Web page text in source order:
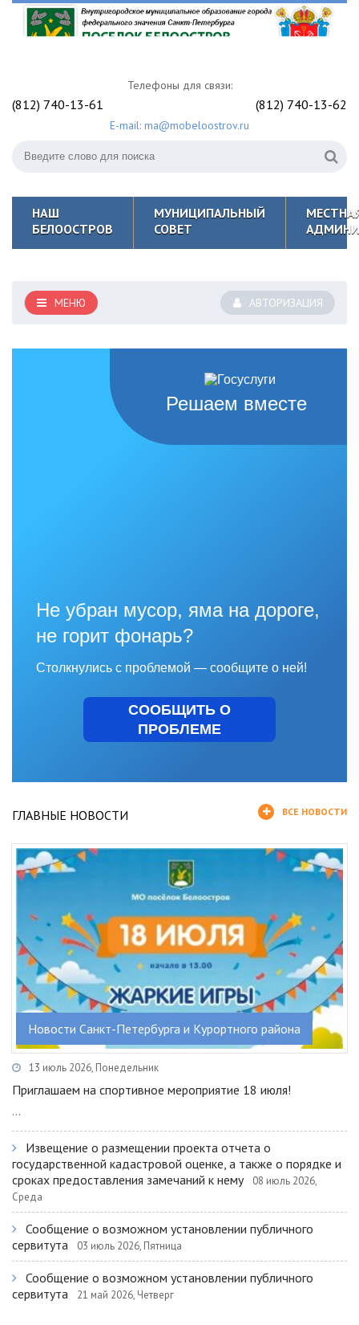
Телефоны для связи:
(812) 740-13-61 (812) 740-13-62
E-mail: ma@mobeloostrov.ru
НАШ
БЕЛООСТРОВ
МУНИЦИПАЛЬНЫЙ
СОВЕТ
АВТОРИЗАЦИЯ
МЕНЮ
Решаем вместе
Не убран мусор, яма на дороге,
не горит фонарь?
Столкнулись с проблемой — сообщите о ней!
СООБЩИТЬ О
ПРОБЛЕМЕ
ГЛАВНЫЕ НОВОСТИ ВСЕ НОВОСТИ
Новости Санкт-Петербурга и Курортного района
13 июль 2026, Понедельник
Приглашаем на спортивное мероприятие 18 июля!
...
Извещение о размещении проекта отчета о
государственной кадастровой оценке, а также о порядке и
сроках предоставления замечаний к нему
08 июль 2026,
Среда
Сообщение о возможном установлении публичного
сервитута
03 июль 2026, Пятница
Сообщение о возможном установлении публичного
сервитута
21 май 2026, Четверг